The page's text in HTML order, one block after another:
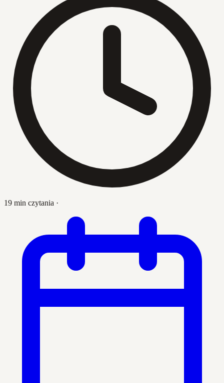
19 min czytania ·